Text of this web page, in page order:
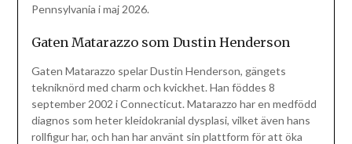
Pennsylvania i maj 2026.
Gaten Matarazzo som Dustin Henderson
Gaten Matarazzo spelar Dustin Henderson, gängets
tekniknörd med charm och kvickhet. Han föddes 8
september 2002 i Connecticut. Matarazzo har en medfödd
diagnos som heter kleidokranial dysplasi, vilket även hans
rollfigur har, och han har använt sin plattform för att öka